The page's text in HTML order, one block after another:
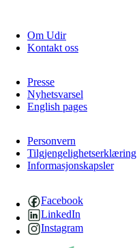
Om Udir
Kontakt oss
Presse
Nyhetsvarsel
English pages
Personvern
Tilgjengelighetserklæring
Informasjonskapsler
Facebook
LinkedIn
Instagram